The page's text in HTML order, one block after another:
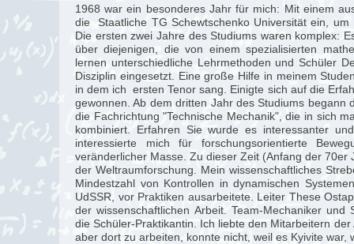
1968 war ein besonderes Jahr für mich: Mit einem
die Staatliche TG Schewtschenko Universität ein,
Die ersten zwei Jahre des Studiums waren komplex:
über diejenigen, die von einem spezialisierten
lernen unterschiedliche Lehrmethoden und Schüler
Disziplin eingesetzt. Eine große Hilfe in meinem
in dem ich ersten Tenor sang. Einigte sich auf die
gewonnen. Ab dem dritten Jahr des Studiums begann
die Fachrichtung "Technische Mechanik", die in sich
kombiniert. Erfahren Sie wurde es interessanter
interessierte mich für forschungsorientierte
veränderlicher Masse. Zu dieser Zeit (Anfang der
der Weltraumforschung. Mein wissenschaftliches
Mindestzahl von Kontrollen in dynamischen
UdSSR, vor Praktiken ausarbeitete. Leiter These
der wissenschaftlichen Arbeit. Team-Mechaniker
die Schüler-Praktikantin. Ich liebte den Mitarbeitern
aber dort zu arbeiten, konnte nicht, weil es Kyivite war,